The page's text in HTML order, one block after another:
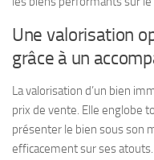
Une valorisation
grâce à un
La valorisation d’un bien
prix de vente. Elle englobe
présenter le bien sous son
efficacement sur ses